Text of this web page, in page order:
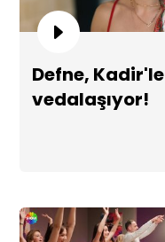
Aşk 6. Bölüm Çekim
Kısım
ayrılıyor!
Defne, Kadir'le
vedalaşıyor!